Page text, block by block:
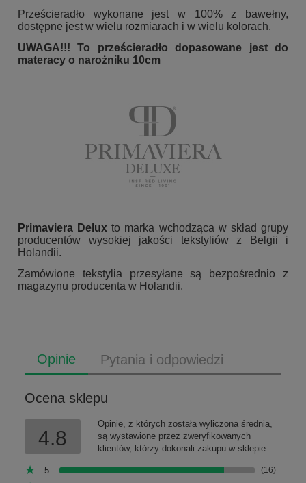
Prześcieradło wykonane jest w 100% z bawełny,
dostępne jest w wielu rozmiarach i w wielu kolorach.
UWAGA!!! To prześcieradło dopasowane jest do
materacy o narożniku 10cm
Primaviera Delux to marka wchodząca w skład grupy
producentów wysokiej jakości tekstyliów z Belgii i
Holandii.
Zamówione tekstylia przesyłane są bezpośrednio z
magazynu producenta w Holandii.
Opinie Pytania i odpowiedzi
Ocena sklepu
4.8
Opinie, z których została wyliczona średnia,
są wystawione przez zweryfikowanych
klientów, którzy dokonali zakupu w sklepie.
5 (16)